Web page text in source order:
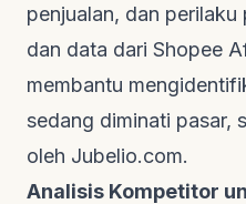
penjualan, dan perilaku
dan data dari Shopee
membantu
sedang diminati pasar,
oleh Jubelio.com.
Analisis Kompetitor